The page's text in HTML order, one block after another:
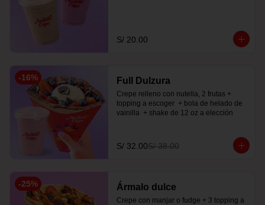
S/ 20.00
-16% Full Dulzura
Crepe relleno con nutella, 2 frutas +
topping a escoger  + bola de helado de
vainilla  + shake de 12 oz a elección
S/ 32.00S/ 38.00
-25% Ármalo dulce
Crepe con manjar o fudge + 3 topping a